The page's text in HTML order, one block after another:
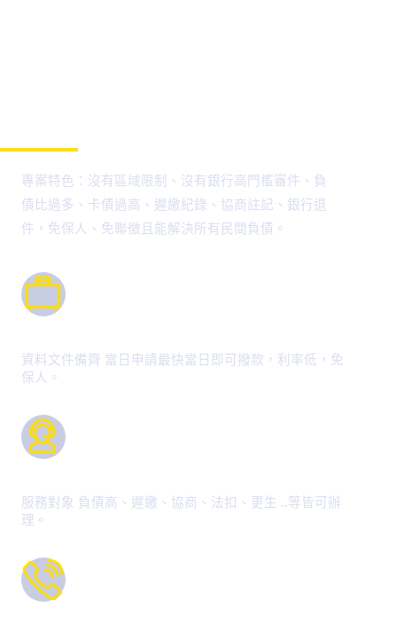
專案特色：沒有區域限制、沒有銀行高門檻審件、負
債比過多、卡債過高、遲繳紀錄、協商註記、銀行退
件，免保人、免聯徵且能解決所有民間負債。
資料文件備齊 當日申請最快當日即可撥款，利率低，免
保人。
服務對象 負債高、遲繳、協商、法扣、更生 ..等皆可辦
理。